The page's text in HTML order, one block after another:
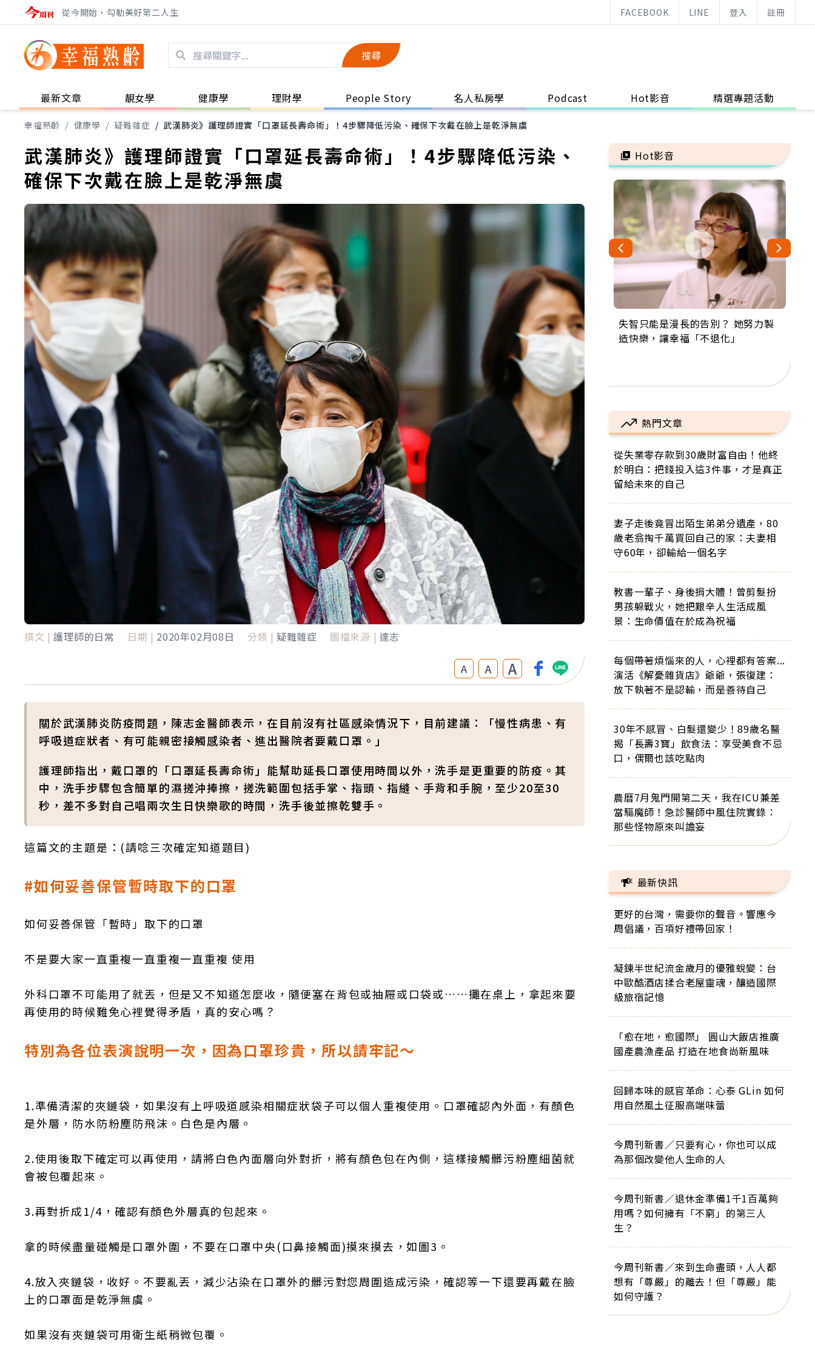
從今開始，勾勒美好第二人生 FACEBOOK LINE 登入 註冊
搜尋
最新文章 靚女學 健康學 理財學 People Story 名人私房學 Podcast Hot影音 精選專題活動
幸福熟齡 / 健康學 / 疑難雜症 / 武漢肺炎》護理師證實「口罩延長壽命術」！4步驟降低污染、確保下次戴在臉上是乾淨無虞
武漢肺炎》護理師證實「口罩延長壽命術」！4步驟降低污染、
確保下次戴在臉上是乾淨無虞
撰文 | 護理師的日常 日期 | 2020年02月08日 分類 | 疑難雜症 圖檔來源 | 達志
A A A
關於武漢肺炎防疫問題，陳志金醫師表示，在目前沒有社區感染情況下，目前建議：「慢性病患、有
呼吸道症狀者、有可能親密接觸感染者、進出醫院者要戴口罩。」
護理師指出，戴口罩的「口罩延長壽命術」能幫助延長口罩使用時間以外，洗手是更重要的防疫。其
中，洗手步驟包含簡單的濕搓沖捧擦，搓洗範圍包括手掌、指頭、指縫、手背和手腕，至少20至30
秒，差不多對自己唱兩次生日快樂歌的時間，洗手後並擦乾雙手。
這篇文的主題是：(請唸三次確定知道題目)
#如何妥善保管暫時取下的口罩
如何妥善保管「暫時」取下的口罩
不是要大家一直重複一直重複一直重複 使用
外科口罩不可能用了就丟，但是又不知道怎麼收，隨便塞在背包或抽屜或口袋或……攤在桌上，拿起來要
再使用的時候難免心裡覺得矛盾，真的安心嗎？
特別為各位表演說明一次，因為口罩珍貴，所以請牢記～
1.準備清潔的夾鏈袋，如果沒有上呼吸道感染相關症狀袋子可以個人重複使用。口罩確認內外面，有顏色
是外層，防水防粉塵防飛沫。白色是內層。
2.使用後取下確定可以再使用，請將白色內面層向外對折，將有顏色包在內側，這樣接觸髒污粉塵細菌就
會被包覆起來。
3.再對折成1/4，確認有顏色外層真的包起來。
拿的時候盡量碰觸是口罩外圍，不要在口罩中央(口鼻接觸面)摸來摸去，如圖3。
4.放入夾鏈袋，收好。不要亂丟，減少沾染在口罩外的髒污對您周圍造成污染，確認等一下還要再戴在臉
上的口罩面是乾淨無虞。
如果沒有夾鏈袋可用衛生紙稍微包覆。
Hot影音
失智只能是漫長的告別？ 她努力製
造快樂，讓幸福「不退化」
來自剛果的巧克力神父 為台灣奉獻
36年 「台灣是我的家，我連作夢都
63歲卸矽谷副總、搬回台灣找快
樂！「蛋黃哥小丑」走進安養院，
104歲打破金氏世界紀錄 成為全球
最年長羽球選手，分享長壽的秘密
事業巔峰他選擇追夢…黑手阿伯拉
小提琴還登上小巨蛋！連CNN都大
熱門文章
從失業零存款到30歲財富自由！他終
於明白：把錢投入這3件事，才是真正
留給未來的自己
妻子走後竟冒出陌生弟弟分遺產，80
歲老翁掏千萬買回自己的家：夫妻相
守60年，卻輸給一個名字
教書一輩子、身後捐大體！曾剪髮扮
男孩躲戰火，她把艱辛人生活成風
景：生命價值在於成為祝福
每個帶著煩惱來的人，心裡都有答案...
演活《解憂雜貨店》爺爺，張復建：
放下執著不是認輸，而是善待自己
30年不感冒、白髮還變少！89歲名醫
揭「長壽3寶」飲食法：享受美食不忌
口，偶爾也該吃點肉
農曆7月鬼門開第二天，我在ICU兼差
當驅魔師！急診醫師中風住院實錄：
那些怪物原來叫譫妄
最新快訊
更好的台灣，需要你的聲音。響應今
周倡議，百項好禮帶回家！
凝鍊半世紀流金歲月的優雅蛻變：台
中歐酷酒店揉合老屋靈魂，釀造國際
級旅宿記憶
「愈在地，愈國際」 圓山大飯店推廣
國產農漁產品 打造在地食尚新風味
回歸本味的感官革命：心泰 GLin 如何
用自然風土征服高端味蕾
今周刊新書／只要有心，你也可以成
為那個改變他人生命的人
今周刊新書／退休金準備1千1百萬夠
用嗎？如何擁有「不窮」的第三人
生？
今周刊新書／來到生命盡頭，人人都
想有「尊嚴」的離去！但「尊嚴」能
如何守護？